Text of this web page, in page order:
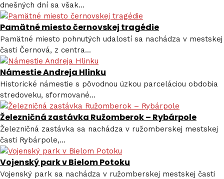
dnešných dní sa však...
Pamätné miesto černovskej tragédie
Pamätné miesto pohnutých udalostí sa nachádza v mestskej
časti Černová, z centra...
Námestie Andreja Hlinku
Historické námestie s pôvodnou úzkou parceláciou obdobia
stredoveku, sformované...
Železničná zastávka Ružomberok – Rybárpole
Železničná zastávka sa nachádza v ružomberskej mestskej
časti Rybárpole,...
Vojenský park v Bielom Potoku
Vojenský park sa nachádza v ružomberskej mestskej časti